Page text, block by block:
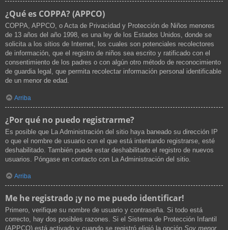
¿Qué es COPPA? (APPCO)
COPPA, APPCO, o Acta de Privacidad y Protección de Niños menores
de 13 años del año 1998, es una ley de los Estados Unidos, donde se
solicita a los sitios de Internet, los cuales son potenciales recolectores
de información, que el registro de niños sea escrito y ratificado con el
consentimiento de los padres o con algún otro método de reconocimiento
de guardia legal, que permita recolectar información personal identificable
de un menor de edad.
Arriba
¿Por qué no puedo registrarme?
Es posible que La Administración del sitio haya baneado su dirección IP
o que el nombre de usuario con el que está intentando registrarse, esté
deshabilitado. También puede estar deshabilitado el registro de nuevos
usuarios. Póngase en contacto con La Administración del sitio.
Arriba
Me he registrado ¡y no me puedo identificar!
Primero, verifique su nombre de usuario y contraseña. Si todo está
correcto, hay dos posibles razones. Si el Sistema de Protección Infantil
(APPCO) está activado y cuando se registró eligió la opción Soy menor